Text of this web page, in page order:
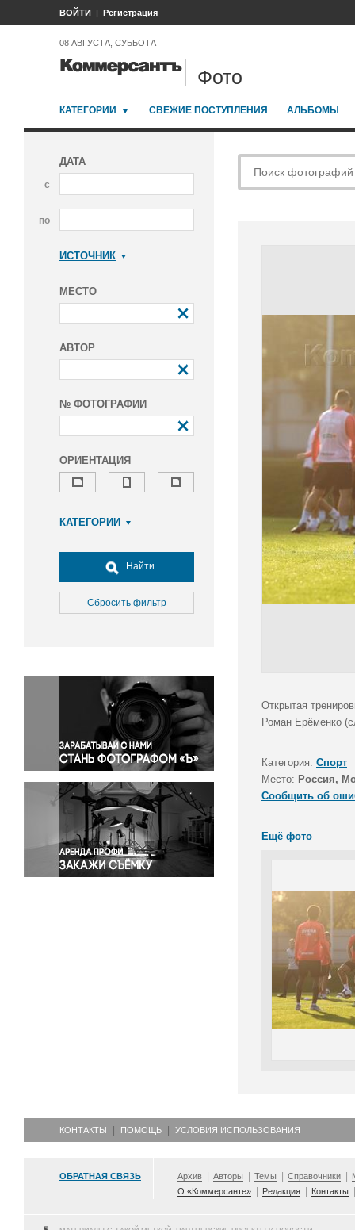
ВОЙТИ Регистрация
08 АВГУСТА, СУББОТА
Фото
КАТЕГОРИИ СВЕЖИЕ ПОСТУПЛЕНИЯ АЛЬБОМЫ
ДАТА
с
по
ИСТОЧНИК
МЕСТО
АВТОР
№ ФОТОГРАФИИ
ОРИЕНТАЦИЯ
КАТЕГОРИИ
Досуг, туризм и отдых
Культура
Медицина
Окружающая среда
Политика
Правосудие
Происшествия и конфликты
Религия
Светская жизнь
Спорт
Экология
Экономика и бизнес
Найти
Сбросить фильтр
Открытая
Роман Ерёменко
Категория: Спорт
Место: Россия,
Сообщить об
Ещё фото
КОНТАКТЫ ПОМОЩЬ УСЛОВИЯ ИСПОЛЬЗОВАНИЯ
ОБРАТНАЯ СВЯЗЬ Архив Авторы Темы Справочники
О «Коммерсанте»
Редакция Контакты